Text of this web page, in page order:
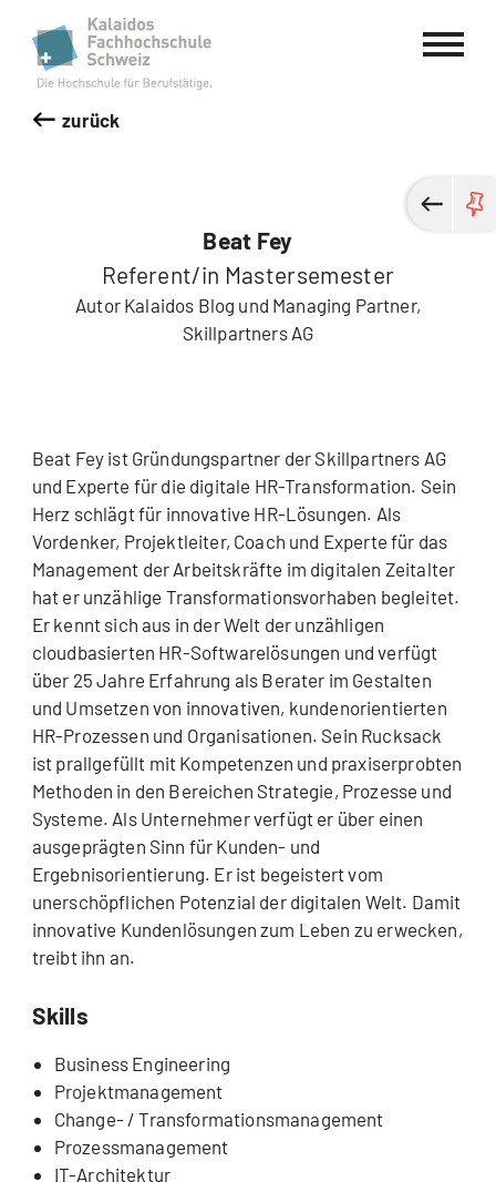
Kalaidos Fachhochschule Schweiz
zurück
Beat Fey
Referent/in Mastersemester
Autor Kalaidos Blog und Managing Partner,
Skillpartners AG
Beat Fey ist Gründungspartner der Skillpartners AG
und Experte für die digitale HR-Transformation. Sein
Herz schlägt für innovative HR-Lösungen. Als
Vordenker, Projektleiter, Coach und Experte für das
Management der Arbeitskräfte im digitalen Zeitalter
hat er unzählige Transformationsvorhaben begleitet.
Er kennt sich aus in der Welt der unzähligen
cloudbasierten HR-Softwarelösungen und verfügt
über 25 Jahre Erfahrung als Berater im Gestalten
und Umsetzen von innovativen, kundenorientierten
HR-Prozessen und Organisationen. Sein Rucksack
ist prallgefüllt mit Kompetenzen und praxiserprobten
Methoden in den Bereichen Strategie, Prozesse und
Systeme. Als Unternehmer verfügt er über einen
ausgeprägten Sinn für Kunden- und
Ergebnisorientierung. Er ist begeistert vom
unerschöpflichen Potenzial der digitalen Welt. Damit
innovative Kundenlösungen zum Leben zu erwecken,
treibt ihn an.
Skills
Business Engineering
Projektmanagement
Change- / Transformationsmanagement
Prozessmanagement
IT-Architektur